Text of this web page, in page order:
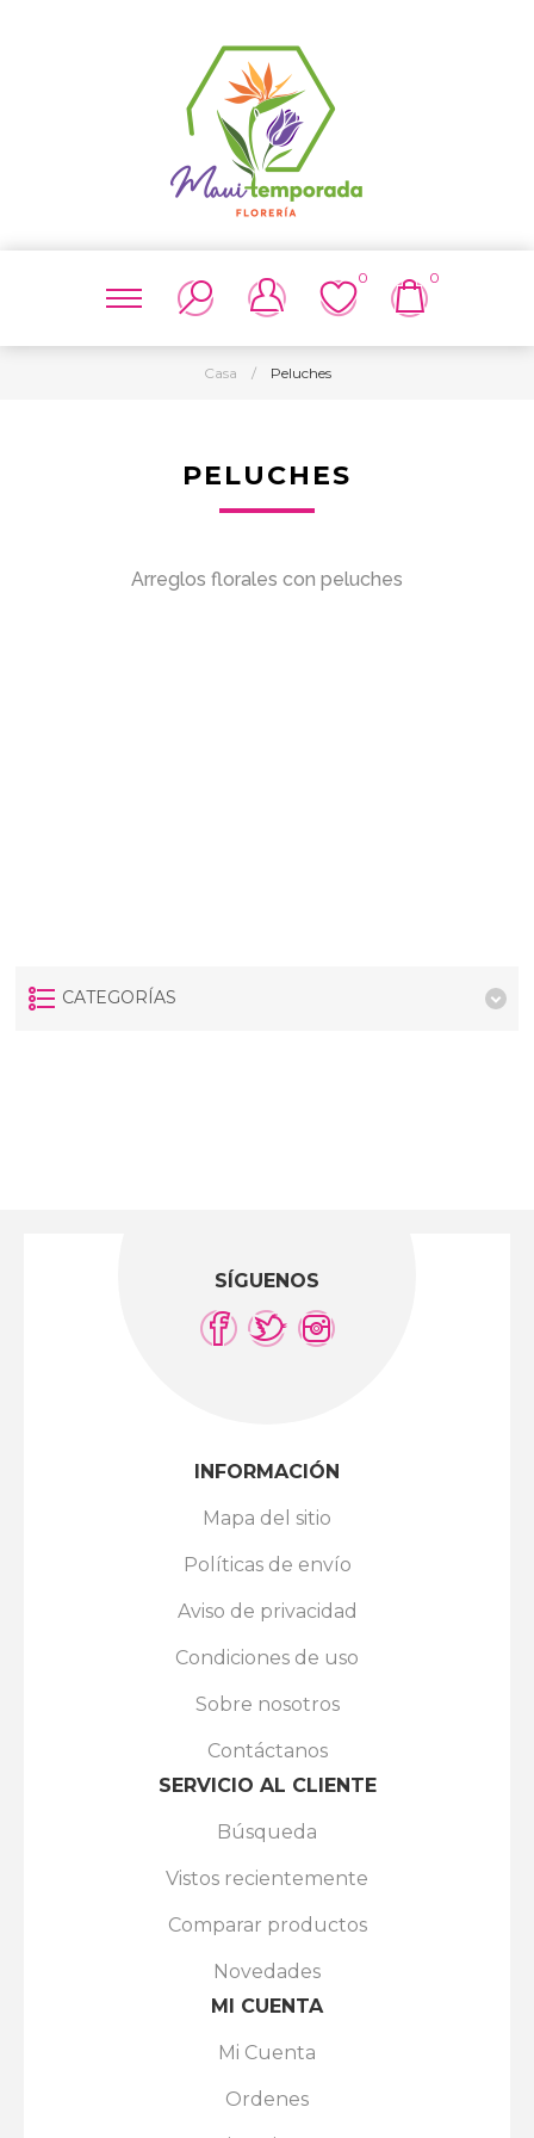
0 0
Casa / Peluches
PELUCHES
Arreglos florales con peluches
CATEGORÍAS
SÍGUENOS
INFORMACIÓN
Mapa del sitio
Políticas de envío
Aviso de privacidad
Condiciones de uso
Sobre nosotros
Contáctanos
SERVICIO AL CLIENTE
Búsqueda
Vistos recientemente
Comparar productos
Novedades
MI CUENTA
Mi Cuenta
Ordenes